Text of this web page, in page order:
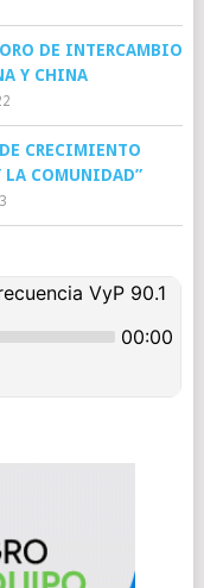
DE INTERCAMBIO
Y CHINA
CRECIMIENTO
LA COMUNIDAD”